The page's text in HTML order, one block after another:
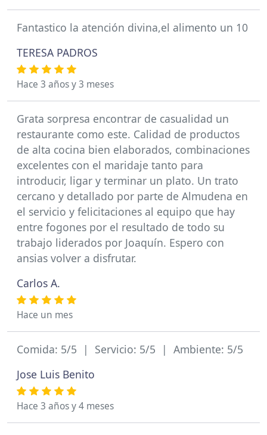
Fantastico la atención divina,el alimento un 10
TERESA PADROS
Hace 3 años y 3 meses
Grata sorpresa encontrar de casualidad un
restaurante como este. Calidad de productos
de alta cocina bien elaborados, combinaciones
excelentes con el maridaje tanto para
introducir, ligar y terminar un plato. Un trato
cercano y detallado por parte de Almudena en
el servicio y felicitaciones al equipo que hay
entre fogones por el resultado de todo su
trabajo liderados por Joaquín. Espero con
ansias volver a disfrutar.
Carlos A.
Hace un mes
Comida: 5/5 | Servicio: 5/5 | Ambiente: 5/5
Jose Luis Benito
Hace 3 años y 4 meses